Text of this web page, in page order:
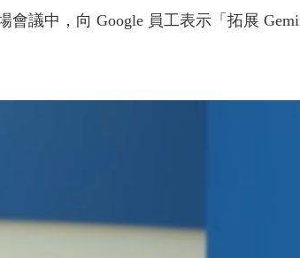
會議中，向 Google 員工表示「拓展